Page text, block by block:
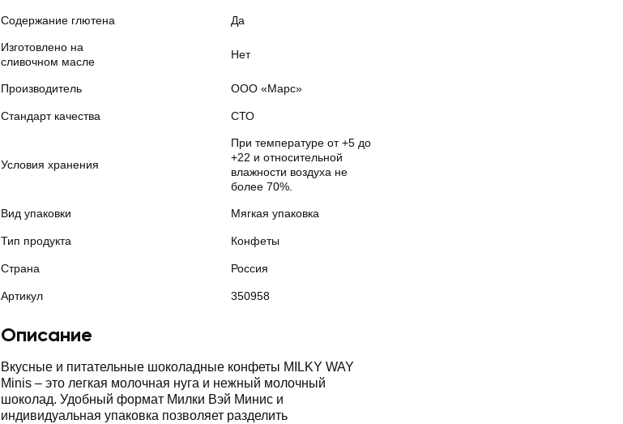
Содержание глютена Да
Изготовлено на
сливочном масле
Нет
Производитель ООО «Марс»
Стандарт качества СТО
Условия хранения
При температуре от +5 до
+22 и относительной
влажности воздуха не
более 70%.
Вид упаковки Мягкая упаковка
Тип продукта Конфеты
Страна Россия
Артикул 350958
Описание
Вкусные и питательные шоколадные конфеты MILKY WAY
Minis – это легкая молочная нуга и нежный молочный
шоколад. Удобный формат Милки Вэй Минис и
индивидуальная упаковка позволяет разделить